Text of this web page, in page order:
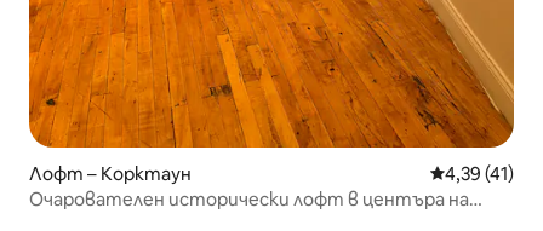
Лофт – Корктаун Средна
4,39 (41)
Очарователен исторически лофт в центъра на